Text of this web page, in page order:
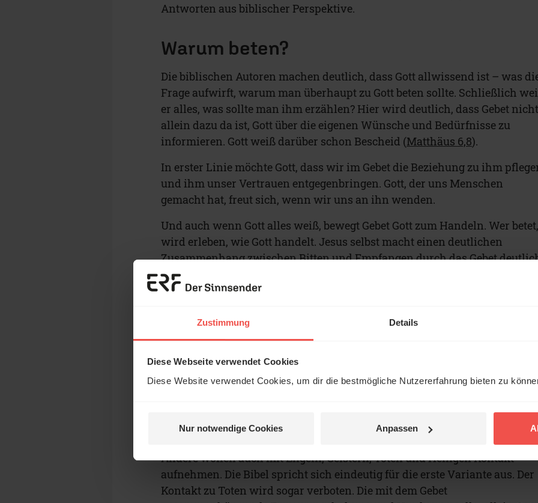
Zustimmung Details
Diese Webseite verwendet Cookies
Diese Website verwendet Cookies, um dir die bestmögliche Nutzererfahrung bieten zu
Nur notwendige Cookies Anpassen
Antworten aus biblischer Perspektive.
Warum beten?
Die biblischen Autoren machen deutlich, dass Gott allwissend ist – was
Frage aufwirft, warum man überhaupt zu Gott beten sollte. Schließlich
er alles, was sollte man ihm erzählen? Hier wird deutlich, dass Gebet
allein dazu da ist, Gott über die eigenen Wünsche und Bedürfnisse zu
informieren. Gott weiß darüber schon Bescheid (Matthäus 6,8).
In erster Linie möchte Gott, dass wir im Gebet die Beziehung zu ihm
und ihm unser Vertrauen entgegenbringen. Gott, der uns Menschen
gemacht hat, freut sich, wenn wir uns an ihn wenden.
Und auch wenn Gott alles weiß, bewegt Gebet Gott zum Handeln. Wer
wird erleben, wie Gott handelt. Jesus selbst macht einen deutlichen
Zusammenhang zwischen Bitten und Empfangen durch das Gebet
(Lukas 11,9-10
reagiert. Dass er auf viele Gebete scheinbar nicht antwortet, ist ein Thema,
ERF.de auf Google bevorzugen
Manchen erscheint es selbstverständlich, ihr Gebet an Gott zu richten.
Andere wollen auch mit Engeln, Geistern, Toten und Heiligen Kontakt
aufnehmen. Die Bibel spricht sich eindeutig für die erste Variante aus. Der
Kontakt zu Toten wird sogar verboten. Die mit dem Gebet